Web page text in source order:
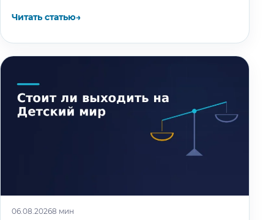
Читать статью→
06.08.20268 мин